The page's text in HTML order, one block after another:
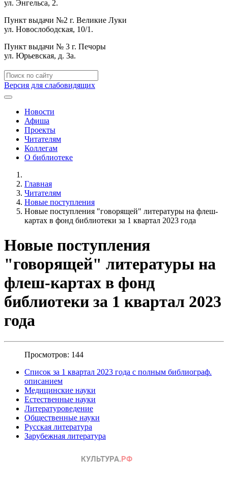
ул. Энгельса, 2.
Пункт выдачи №2 г. Великие Луки
ул. Новослободская, 10/1.
Пункт выдачи № 3 г. Печоры
ул. Юрьевская, д. 3а.
Версия для слабовидящих
Новости
Афиша
Проекты
Читателям
Коллегам
О библиотеке
Главная
Читателям
Новые поступления
Новые поступления "говорящей" литературы на флеш-
картах в фонд библиотеки за 1 квартал 2023 года
Новые поступления
"говорящей" литературы на
флеш-картах в фонд
библиотеки за 1 квартал 2023
года
Просмотров: 144
Список за 1 квартал 2023 года с полным библиограф.
описанием
Медицинские науки
Естественные науки
Литературоведение
Общественные науки
Русская литература
Зарубежная литература